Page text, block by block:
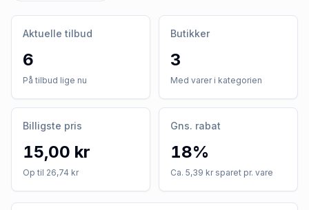
Aktuelle tilbud
6
På tilbud lige nu
Butikker
3
Med varer i kategorien
Billigste pris
15,00 kr
Op til 26,74 kr
Gns. rabat
18%
Ca. 5,39 kr sparet pr. vare